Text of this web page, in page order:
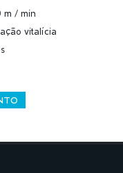
m / min
vitalícia